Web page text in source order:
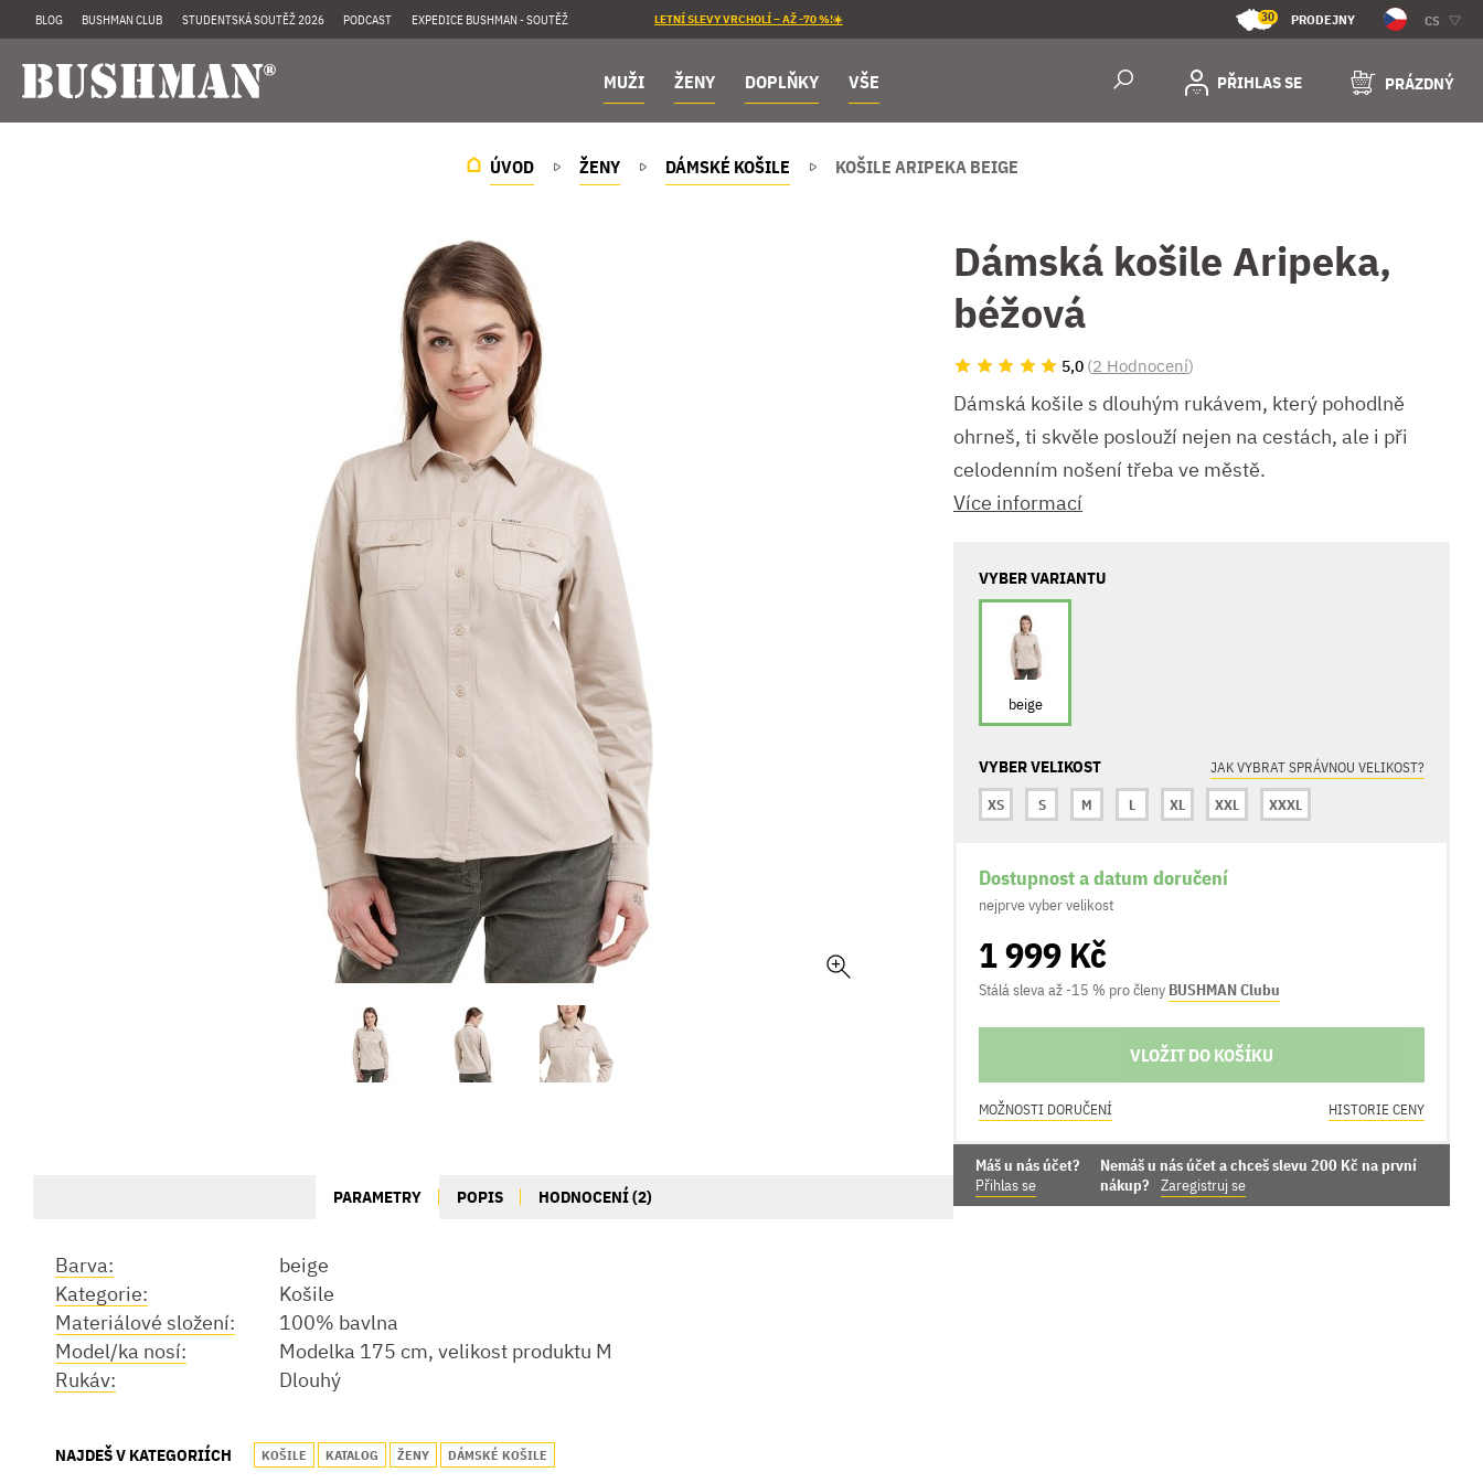
BLOG BUSHMAN CLUB STUDENTSKÁ SOUTĚŽ 2026 PODCAST EXPEDICE BUSHMAN - SOUTĚŽ LETNÍ SLEVY VRCHOLÍ – AŽ -70 %!☀️ 30 PRODEJNY CS
MUŽI ŽENY DOPLŇKY VŠE PŘIHLAS SE PRÁZDNÝ
ÚVOD ŽENY DÁMSKÉ KOŠILE KOŠILE ARIPEKA BEIGE
Dámská košile Aripeka,
béžová
5,0 (2 Hodnocení)
Dámská košile s dlouhým rukávem, který pohodlně
ohrneš, ti skvěle poslouží nejen na cestách, ale i při
celodenním nošení třeba ve městě.
Více informací
VYBER VARIANTU
beige
VYBER VELIKOST
JAK VYBRAT SPRÁVNOU VELIKOST?
XS
S M L XL XXL XXXL
Dostupnost a datum doručení
nejprve vyber velikost
1 999 Kč
Stálá sleva až -15 % pro členy BUSHMAN Clubu
VLOŽIT DO KOŠÍKU
MOŽNOSTI DORUČENÍ HISTORIE CENY
Máš u nás účet?
Přihlas se
Nemáš u nás účet a chceš slevu 200 Kč na první
nákup?
Zaregistruj se
PARAMETRY POPIS HODNOCENÍ (2)
Barva:
beige
Kategorie:
Košile
Materiálové složení:
100% bavlna
Model/ka nosí:
Modelka 175 cm, velikost produktu M
Rukáv:
Dlouhý
NAJDEŠ V KATEGORIÍCH KOŠILE KATALOG ŽENY DÁMSKÉ KOŠILE